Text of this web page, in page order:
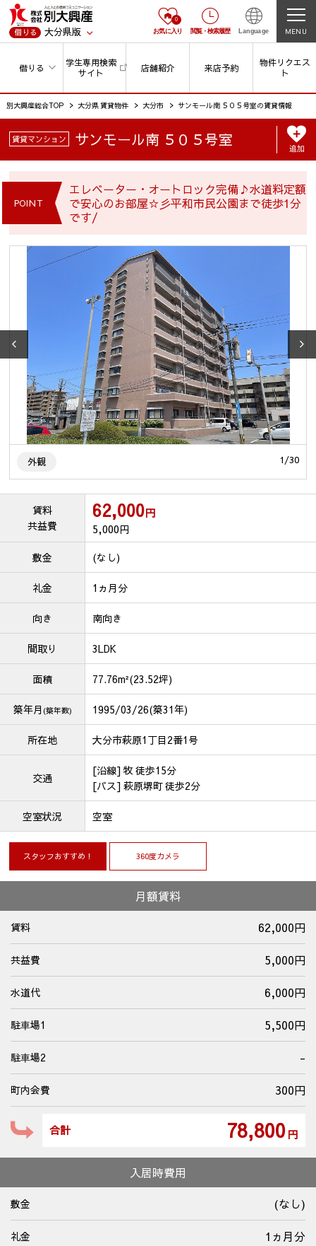
借りる 大分県版
0
お気に入り 閲覧・ 検索履歴 Language MENU
借りる
学生専用検索
サイト
店舗紹介 来店予約
物件リクエス
ト
別大興産総合TOP 大分県 賃貸物件 大分市 サンモール南 ５０５号室の賃貸情報
賃貸マンション サンモール南 ５０５号室 追加
POINT
エレベーター・オートロック完備♪水道料定額
で安心のお部屋☆彡平和市民公園まで徒歩1分
です/
外観 1/30
賃料
共益費
62,000円
5,000円
敷金
(なし)
礼金 1ヵ月分
向き 南向き
間取り 3LDK
面積 77.76m²(23.52坪)
築年月 (築年数) 1995/03/26(築31年)
所在地 大分市萩原1丁目2番1号
交通
[沿線] 牧 徒歩15分
[バス] 萩原堺町 徒歩2分
空室状況 空室
スタッフおすすめ！ 360度カメラ
月額賃料
賃料 62,000円
共益費 5,000円
水道代 6,000円
駐⾞場1 5,500円
駐⾞場2 -
町内会費 300円
合計 78,800円
入居時費用
敷金 (なし)
礼金 1ヵ月分